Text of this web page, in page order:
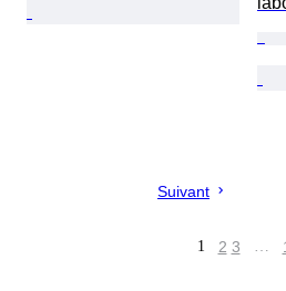
Suivant
1 2 3 …